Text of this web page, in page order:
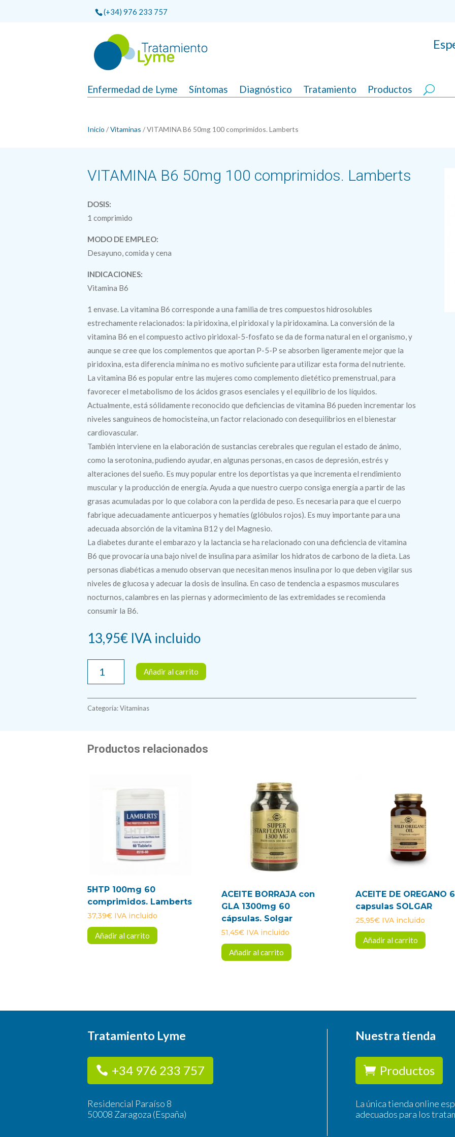
(+34) 976 233 757
Enfermedad de Lyme Síntomas Diagnóstico Tratamiento Productos
Inicio /Vitaminas / VITAMINA B6 50mg 100 comprimidos. Lamberts
VITAMINA B6 50mg 100 comprimidos. Lamberts
DOSIS:
1 comprimido
MODO DE EMPLEO:
Desayuno, comida y cena
INDICACIONES:
Vitamina B6
1 envase. La vitamina B6 corresponde a una familia de tres compuestos hidrosolubles
estrechamente relacionados: la piridoxina, el piridoxal y la piridoxamina. La conversión de la
vitamina B6 en el compuesto activo piridoxal-5-fosfato se da de forma natural en el organismo, y
aunque se cree que los complementos que aportan P-5-P se absorben ligeramente mejor que la
piridoxina, esta diferencia mínima no es motivo suficiente para utilizar esta forma del nutriente.
La vitamina B6 es popular entre las mujeres como complemento dietético premenstrual, para
favorecer el metabolismo de los ácidos grasos esenciales y el equilibrio de los líquidos.
Actualmente, está sólidamente reconocido que deficiencias de vitamina B6 pueden incrementar los
niveles sanguíneos de homocisteína, un factor relacionado con desequilibrios en el bienestar
cardiovascular.
También interviene en la elaboración de sustancias cerebrales que regulan el estado de ánimo,
como la serotonina, pudiendo ayudar, en algunas personas, en casos de depresión, estrés y
alteraciones del sueño. Es muy popular entre los deportistas ya que incrementa el rendimiento
muscular y la producción de energía. Ayuda a que nuestro cuerpo consiga energía a partir de las
grasas acumuladas por lo que colabora con la perdida de peso. Es necesaria para que el cuerpo
fabrique adecuadamente anticuerpos y hematíes (glóbulos rojos). Es muy importante para una
adecuada absorción de la vitamina B12 y del Magnesio.
La diabetes durante el embarazo y la lactancia se ha relacionado con una deficiencia de vitamina
B6 que provocaría una bajo nivel de insulina para asimilar los hidratos de carbono de la dieta. Las
personas diabéticas a menudo observan que necesitan menos insulina por lo que deben vigilar sus
niveles de glucosa y adecuar la dosis de insulina. En caso de tendencia a espasmos musculares
nocturnos, calambres en las piernas y adormecimiento de las extremidades se recomienda
consumir la B6.
13,95€ IVA incluido
100
cantidad
Añadir al carrito
Categoría:Vitaminas
Productos relacionados
5HTP 100mg 60
comprimidos. Lamberts
37,39€ IVA incluido
Añadir al carrito
ACEITE BORRAJA con
GLA 1300mg 60
cápsulas. Solgar
51,45€ IVA incluido
Añadir al carrito
ACEITE DE OREGANO
capsulas SOLGAR
25,95€ IVA incluido
Añadir al carrito
Tratamiento Lyme
+34 976 233 757
Residencial Paraíso 8
50008 Zaragoza (España)
Nuestra tienda
Productos
La única tienda online
adecuados para los